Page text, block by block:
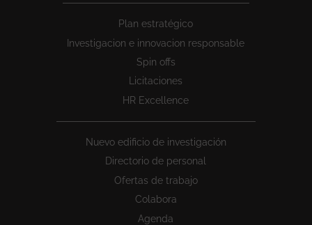
Plan estratégico
Investigacion e innovacion responsable
Spin offs
Licitaciones
HR Excellence
Nuevo edificio de investigación
Directorio de personal
Ofertas de trabajo
Colabora
Agenda